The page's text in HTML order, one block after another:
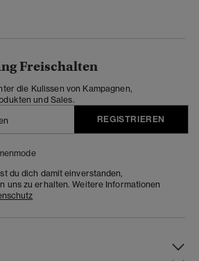
Freischalten
die Kulissen von Kampagnen,
und Sales.
REGISTRIEREN
du dich damit einverstanden,
uns zu erhalten. Weitere Informationen